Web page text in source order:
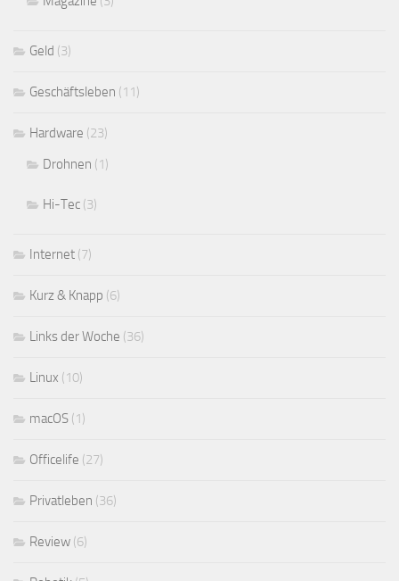
Geld (3)
Geschäftsleben (11)
Hardware (23)
Drohnen (1)
Hi-Tec (3)
Internet (7)
Kurz & Knapp (6)
Links der Woche (36)
Linux (10)
macOS (1)
Officelife (27)
Privatleben (36)
Review (6)